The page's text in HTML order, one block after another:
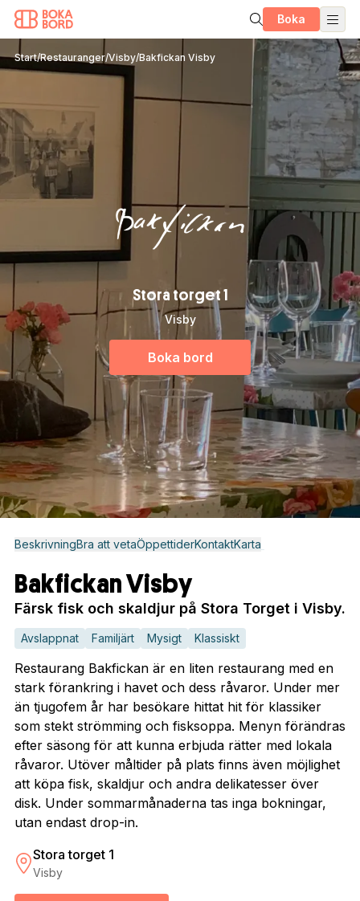
Boka
Start/Restauranger/Visby/Bakfickan Visby
Stora torget 1
Visby
Boka bord
BeskrivningBra att vetaÖppettiderKontaktKarta
Bakfickan Visby
Färsk fisk och skaldjur på Stora Torget i Visby.
Avslappnat Familjärt Mysigt Klassiskt
Restaurang Bakfickan är en liten restaurang med en
stark förankring i havet och dess råvaror. Under mer
än tjugofem år har besökare hittat hit för klassiker
som stekt strömming och fisksoppa. Menyn förändras
efter säsong för att kunna erbjuda rätter med lokala
råvaror. Utöver måltider på plats finns även möjlighet
att köpa fisk, skaldjur och andra delikatesser över
disk. Under sommarmånaderna tas inga bokningar,
utan endast drop-in.
Stora torget 1
Visby